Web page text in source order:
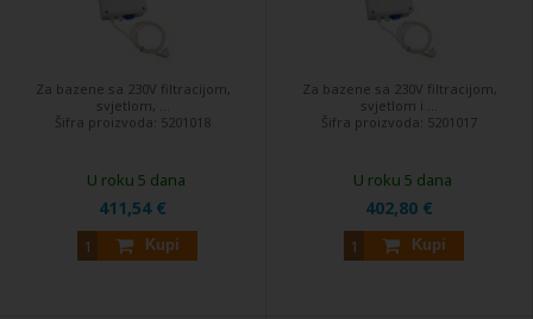
Za bazene sa 230V filtracijom,
svjetlom, ...
Šifra proizvoda: 5201018
411,54 €
Kupi
U roku 5 dana
Za bazene sa 230V filtracijom,
svjetlom i ...
Šifra proizvoda: 5201017
402,80 €
Kupi
U roku 5 dana